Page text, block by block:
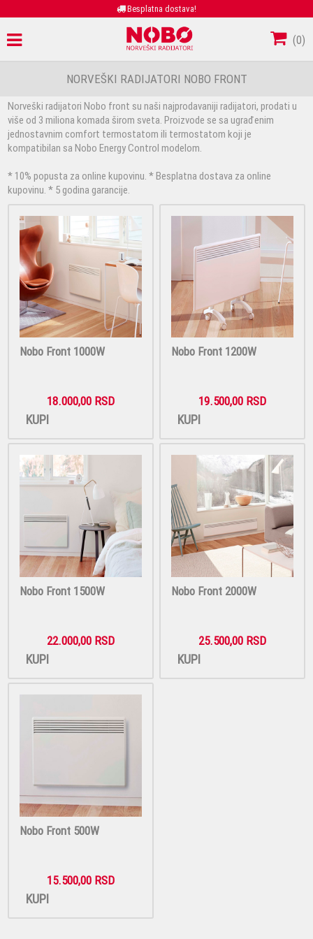
Besplatna dostava!
(0)
NORVEŠKI RADIJATORI NOBO FRONT
Norveški radijatori Nobo front su naši najprodavaniji radijatori, prodati u
više od 3 miliona komada širom sveta. Proizvode se sa ugrađenim
jednostavnim comfort termostatom ili termostatom koji je
kompatibilan sa Nobo Energy Control modelom.
* 10% popusta za online kupovinu. * Besplatna dostava za online
kupovinu. * 5 godina garancije.
Nobo Front 1000W
18.000,00 RSD
KUPI
Nobo Front 1200W
19.500,00 RSD
KUPI
Nobo Front 1500W
22.000,00 RSD
KUPI
Nobo Front 2000W
25.500,00 RSD
KUPI
Nobo Front 500W
15.500,00 RSD
KUPI